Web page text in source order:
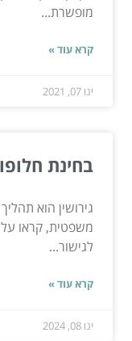
מופשרת...
קרא עוד »
ינו 07, 2021
בחינת
גירושין הוא
משפטית, קראו על
לגישור...
קרא עוד »
ינו 08, 2024